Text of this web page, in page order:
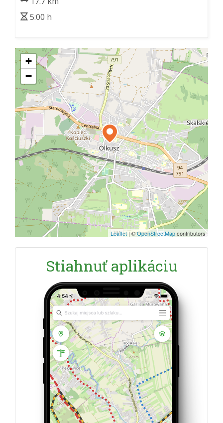
5:00 h
+
−
Leaflet|©OpenStreetMapcontributors
Stiahnuť aplikáciu